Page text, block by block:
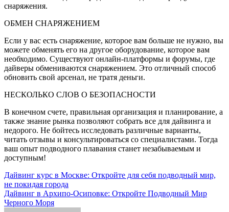
снаряжения.
ОБМЕН СНАРЯЖЕНИЕМ
Если у вас есть снаряжение, которое вам больше не нужно, вы
можете обменять его на другое оборудование, которое вам
необходимо. Существуют онлайн-платформы и форумы, где
дайверы обмениваются снаряжением. Это отличный способ
обновить свой арсенал, не тратя деньги.
НЕСКОЛЬКО СЛОВ О БЕЗОПАСНОСТИ
В конечном счете, правильная организация и планирование, а
также знание рынка позволяют собрать все для дайвинга и
недорого. Не бойтесь исследовать различные варианты,
читать отзывы и консультироваться со специалистами. Тогда
ваш опыт подводного плавания станет незабываемым и
доступным!
Навигация
по
записям
Дайвинг курс в Москве: Откройте для себя подводный мир,
не покидая города
Дайвинг в Архипо-Осиповке: Откройте Подводный Мир
Черного Моря